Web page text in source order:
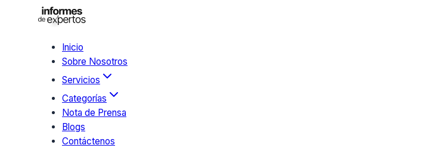
Inicio
Sobre Nosotros
Servicios
Categorías
Nota de Prensa
Blogs
Contáctenos